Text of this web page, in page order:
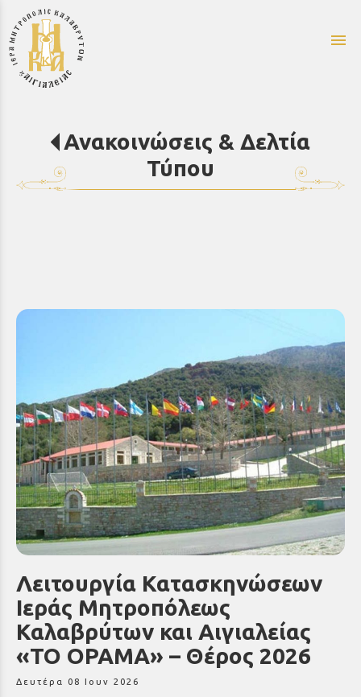
menu
Ανακοινώσεις & Δελτία
Τύπου
Λειτουργία Κατασκηνώσεων
Ιεράς Μητροπόλεως
Καλαβρύτων και Αιγιαλείας
«ΤΟ ΟΡΑΜΑ» – Θέρος 2026
Δευτέρα 08 Ιουν 2026